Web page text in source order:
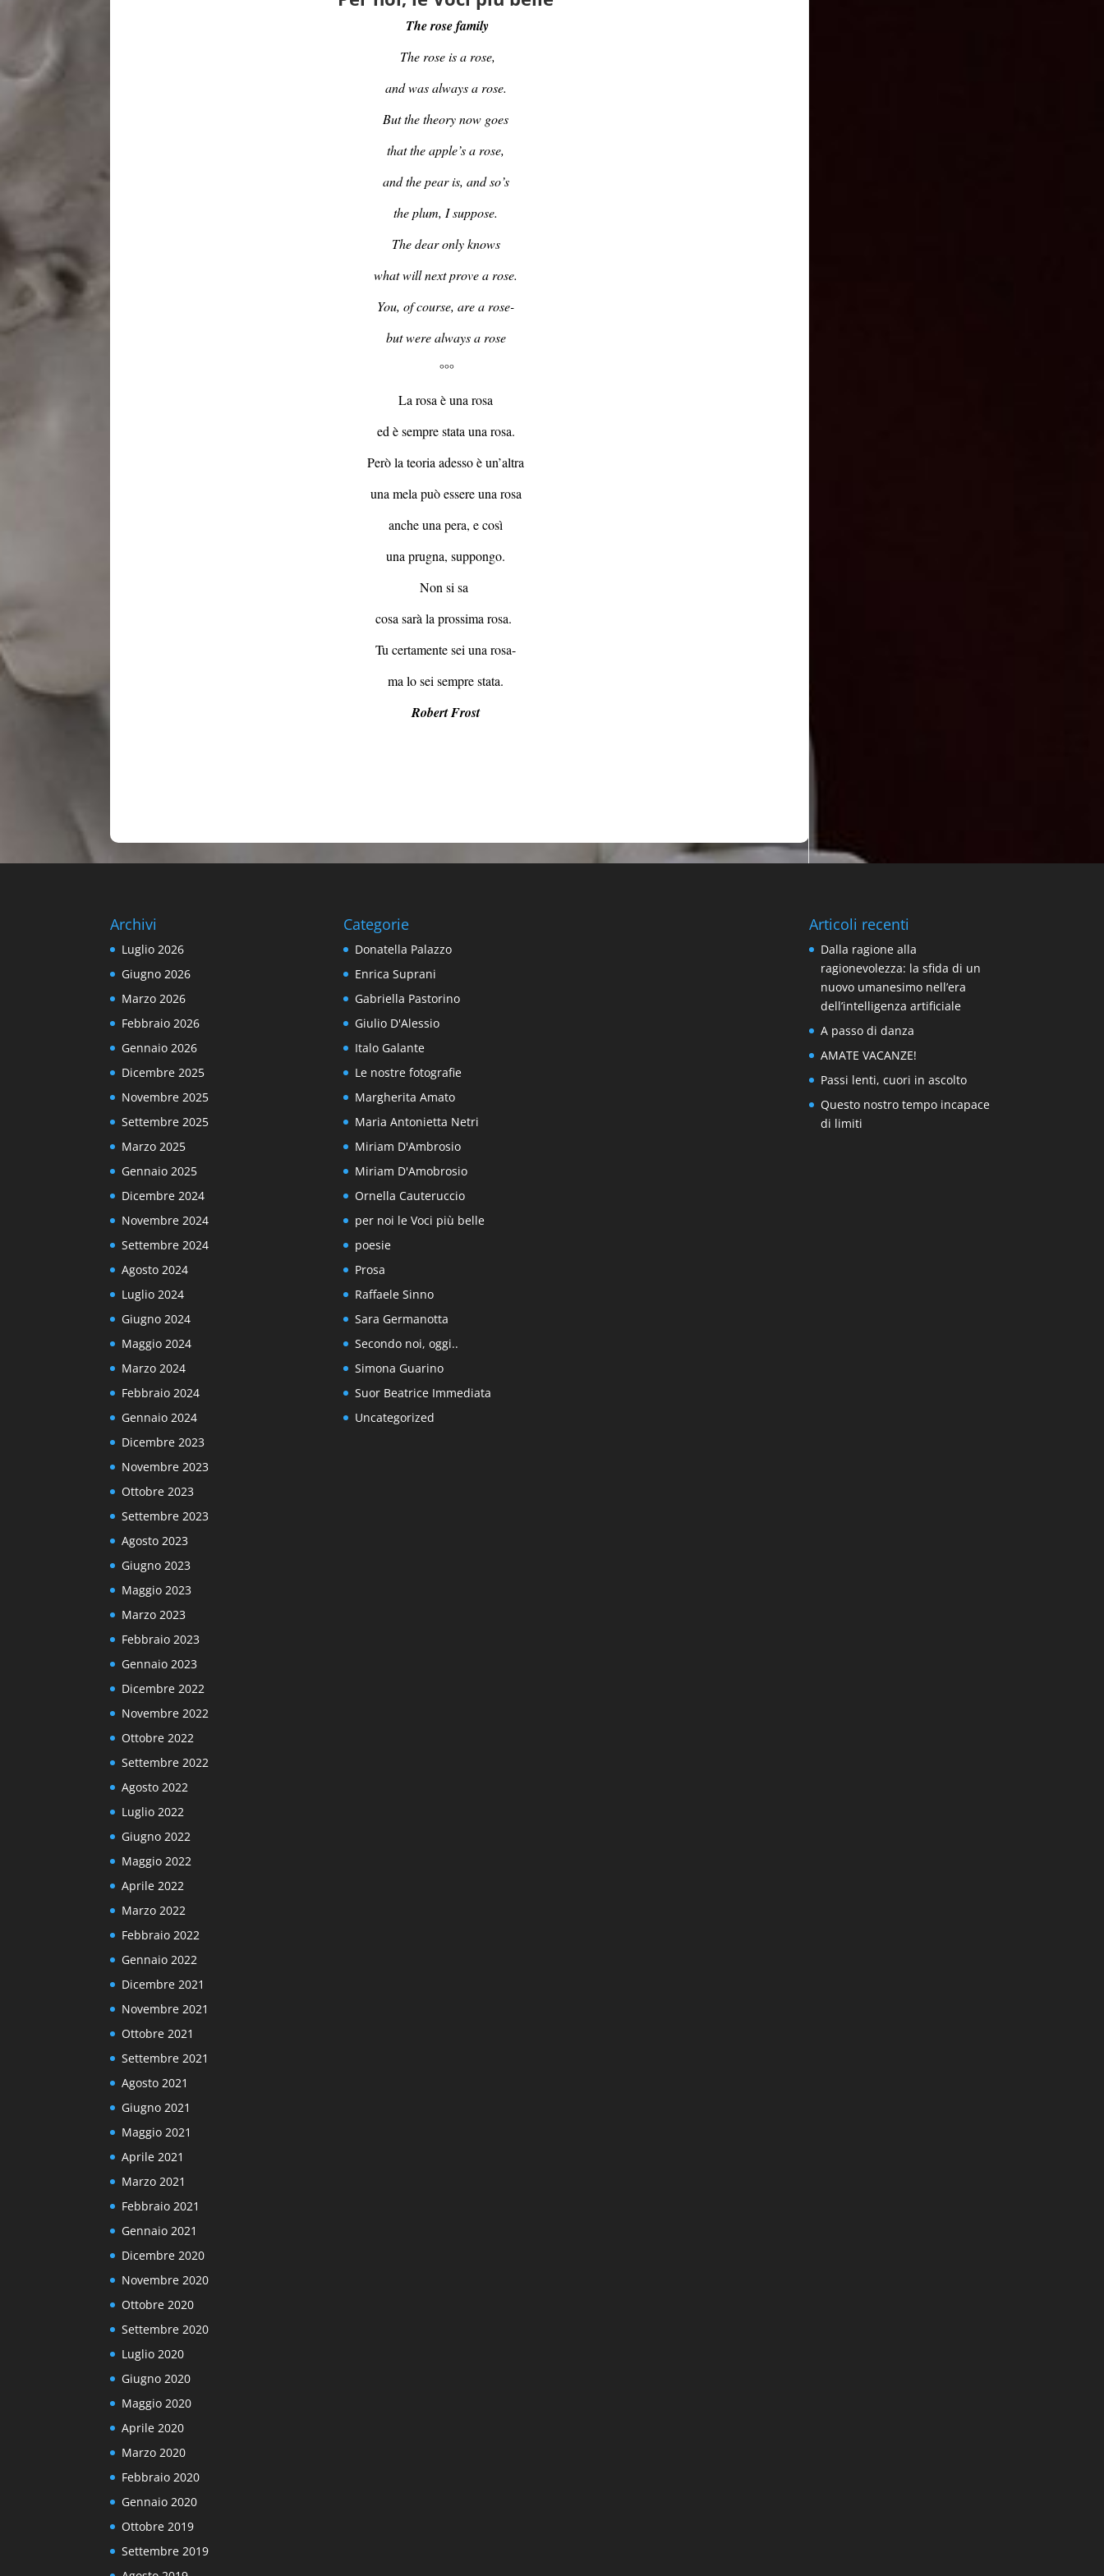
The rose family
The rose is a rose,
and was always a rose.
But the theory now goes
that the apple’s a rose,
and the pear is, and so’s
the plum, I suppose.
The dear only knows
what will next prove a rose.
You, of course, are a rose-
but were always a rose
°°°
La rosa è una rosa
ed è sempre stata una rosa.
Però la teoria adesso è un’altra
una mela può essere una rosa
anche una pera, e così
una prugna, suppongo.
Non si sa
cosa sarà la prossima rosa.
Tu certamente sei una rosa-
ma lo sei sempre stata.
Robert Frost
Archivi
Luglio 2026
Giugno 2026
Marzo 2026
Febbraio 2026
Gennaio 2026
Dicembre 2025
Novembre 2025
Settembre 2025
Marzo 2025
Gennaio 2025
Dicembre 2024
Novembre 2024
Settembre 2024
Agosto 2024
Luglio 2024
Giugno 2024
Maggio 2024
Marzo 2024
Febbraio 2024
Gennaio 2024
Dicembre 2023
Novembre 2023
Ottobre 2023
Settembre 2023
Agosto 2023
Giugno 2023
Maggio 2023
Marzo 2023
Febbraio 2023
Gennaio 2023
Dicembre 2022
Novembre 2022
Ottobre 2022
Settembre 2022
Agosto 2022
Luglio 2022
Giugno 2022
Maggio 2022
Aprile 2022
Marzo 2022
Febbraio 2022
Gennaio 2022
Dicembre 2021
Novembre 2021
Ottobre 2021
Settembre 2021
Agosto 2021
Giugno 2021
Maggio 2021
Aprile 2021
Marzo 2021
Febbraio 2021
Gennaio 2021
Dicembre 2020
Novembre 2020
Ottobre 2020
Settembre 2020
Luglio 2020
Giugno 2020
Maggio 2020
Aprile 2020
Marzo 2020
Febbraio 2020
Gennaio 2020
Ottobre 2019
Settembre 2019
Categorie
Donatella Palazzo
Enrica Suprani
Gabriella Pastorino
Giulio D'Alessio
Italo Galante
Le nostre fotografie
Margherita Amato
Maria Antonietta Netri
Miriam D'Ambrosio
Miriam D'Amobrosio
Ornella Cauteruccio
per noi le Voci più belle
poesie
Prosa
Raffaele Sinno
Sara Germanotta
Secondo noi, oggi..
Simona Guarino
Suor Beatrice Immediata
Uncategorized
Articoli recenti
Dalla ragione alla
ragionevolezza: la sfida di un
nuovo umanesimo nell’era
dell’intelligenza artificiale
A passo di danza
AMATE VACANZE!
Passi lenti, cuori in ascolto
Questo nostro tempo incapace
di limiti